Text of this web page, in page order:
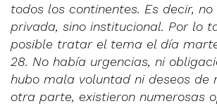
todos los continentes. Es decir,
privada, sino institucional. Por lo
posible tratar el tema el día
28. No había urgencias, ni
hubo mala voluntad ni deseos de
otra parte, existieron numerosas